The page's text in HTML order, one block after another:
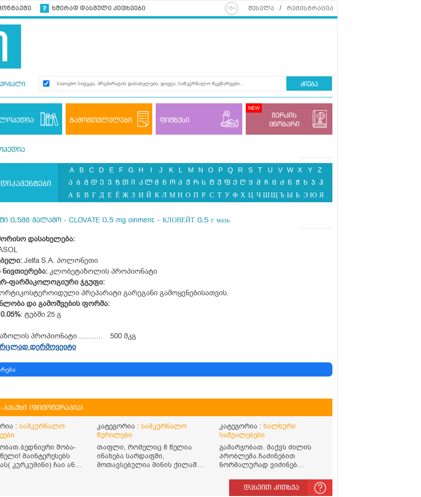
ხშირად დასმული კითხვები შესვლა რეგისტრაცია
ძიება
გამომთვლელები ფიტნესი
მერკის
ცნობარი
A B C D E F G H I J K L M N O P Q R S T U V W X Y Z
ა ბ გ დ ე ვ ზ თ ი კ ლ მ ნ ო პ ჟ რ ს ტ უ ფ ქ ღ ყ შ ჩ ც ძ წ ჭ ხ ჯ ჰ
А Б В Г Д Е Ё Ж З И Й К Л М Н О П Р С Т У Ф Х Ц Ч ШЩ Ъ Ы Ь Э Ю Я
0,5მგ მალამო - CLOVATE 0,5 mg oinment - КЛОВЕЙТ 0,5 г мазь
დასახელება:
Jelfa S.A. პოლონეთი
ნივთიერება: კლობეტაზოლის პროპიონატი
-ფარმაკოლოგიური ჯგუფი:
პრეპარატი გარეგანი გამოყენებისათვის.
და გამოშვების ფორმა:
: ტუბში 25 გ
პროპიონატი ............ 500 მკგ
დერმოვეიტი
პასუხი (ფიტოტერაპია)
: სამკურნალო
შობა-
მაინტერესებს
კურკუმინი) ჩაი ან
კატეგორია :სამკურნალო
წერილები
თაფლი, რომელიც 8 წელია
ინახება სარდაფში,
მოთავსებულია მინის ქილაში
კატეგორია : ხალხური
საშუალებები
გამარჯობათ. მაქვს ძილის
პრობლემა.ჩაძინებით
ნორმალურად ვიძინებ
00 ან 04:00 საათზე მეღვიძება
და მერე ვერ ვიძინებ
დასვით კითხვა